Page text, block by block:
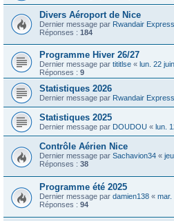
Divers Aéroport de Nice
Dernier message par Rwandair Express
Réponses : 184
Programme Hiver 26/27
Dernier message par tititlse « lun. 22
Réponses : 9
Statistiques 2026
Dernier message par Rwandair Express
Statistiques 2025
Dernier message par DOUDOU « lun.
Contrôle Aérien Nice
Dernier message par Sachavion34 «
Réponses : 38
Programme été 2025
Dernier message par damien138 « mar.
Réponses : 94